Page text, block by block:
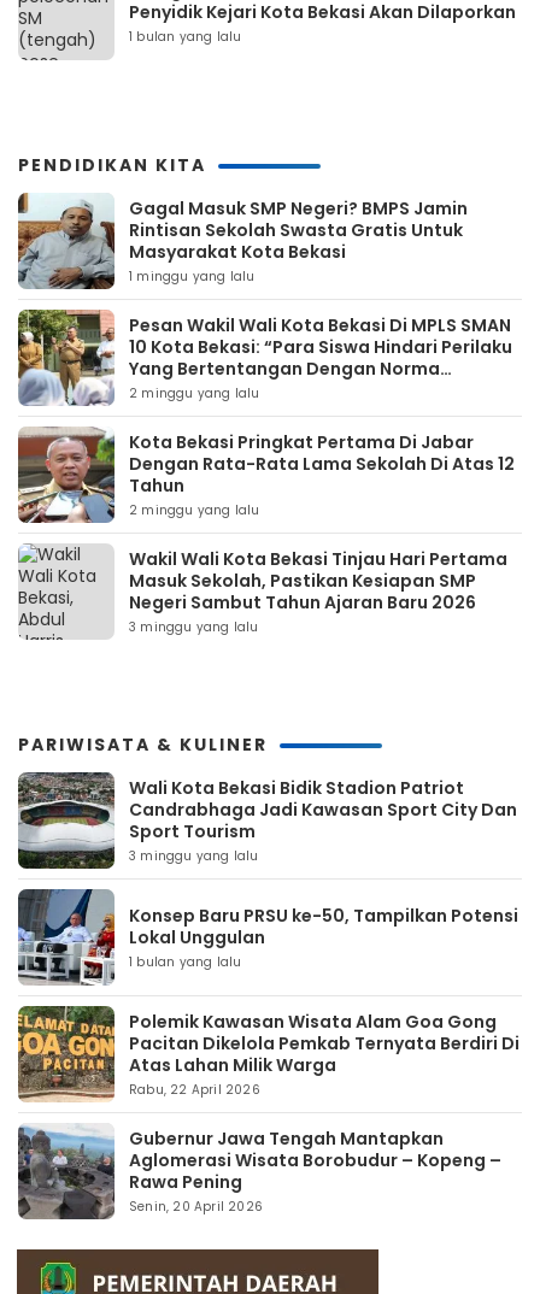
Penyidik Kejari Kota Bekasi Akan Dilaporkan
1 bulan yang lalu
PENDIDIKAN KITA
Gagal Masuk SMP Negeri? BMPS Jamin
Rintisan Sekolah Swasta Gratis Untuk
Masyarakat Kota Bekasi
1 minggu yang lalu
Pesan Wakil Wali Kota Bekasi Di MPLS SMAN
10 Kota Bekasi: “Para Siswa Hindari Perilaku
Yang Bertentangan Dengan Norma
Masyarakat Maupun Agama”
2 minggu yang lalu
Kota Bekasi Pringkat Pertama Di Jabar
Dengan Rata-Rata Lama Sekolah Di Atas 12
Tahun
2 minggu yang lalu
Wakil Wali Kota Bekasi Tinjau Hari Pertama
Masuk Sekolah, Pastikan Kesiapan SMP
Negeri Sambut Tahun Ajaran Baru 2026
3 minggu yang lalu
PARIWISATA & KULINER
Wali Kota Bekasi Bidik Stadion Patriot
Candrabhaga Jadi Kawasan Sport City Dan
Sport Tourism
3 minggu yang lalu
Konsep Baru PRSU ke-50, Tampilkan Potensi
Lokal Unggulan
1 bulan yang lalu
Polemik Kawasan Wisata Alam Goa Gong
Pacitan Dikelola Pemkab Ternyata Berdiri Di
Atas Lahan Milik Warga
Rabu, 22 April 2026
Gubernur Jawa Tengah Mantapkan
Aglomerasi Wisata Borobudur – Kopeng –
Rawa Pening
Senin, 20 April 2026